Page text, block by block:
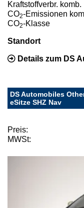
Kraftstoffverbr. komb.
CO2-Emissionen
CO2-Klasse
Standort
Details zum DS
DS Automobiles
eSitze SHZ Nav
Preis:
MWSt: